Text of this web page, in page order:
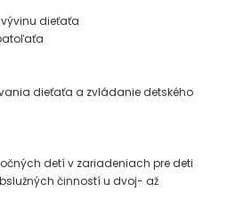
vývinu dieťaťa
dieťaťa a zvládanie detského
detí v zariadeniach pre deti
činností u dvoj- až